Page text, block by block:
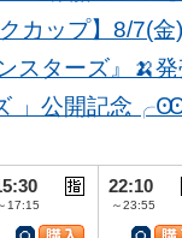
カップ】8/7(金
スターズ』🍌
」公開記念
17:15
22:10
～23:55